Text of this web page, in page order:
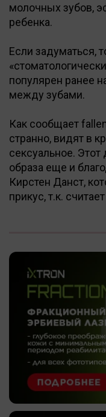
молочных зубов,
ребенка.
Если задуматься,
популярен ранее
между зубами.
Как сообщает
странно, видят в
сексуальное.
образа еще и
Кирстен Данст,
прикус, т.к.